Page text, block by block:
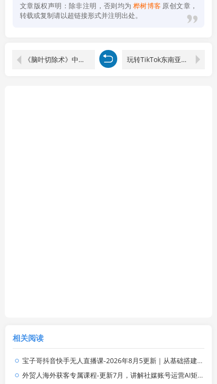
文章版权声明：除非注明，否则均为 桦树博客 原创文章，
转载或复制请以超链接形式并注明出处。
《脑叶切除术》中文版 玩转TikTok东南亚本土店：市场概况+产品上架+起店折扣+出单发货，从0到1全套实操教学
相关阅读
宝子哥抖音快手无人直播课-2026年8月5更新｜从基础搭建到高阶起号，稳号防封技术，搭建自动化直播变现体系
外贸人海外获客专属课程-更新7月，讲解社媒账号运营AI矩阵玩法，，系统掌握海外客户开发全流程实战方法